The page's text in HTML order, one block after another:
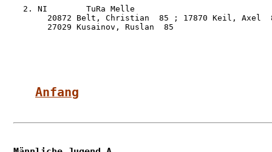
2. NI        TuRa Melle
20872 Belt, Christian  85 ; 17870 Keil, Axel
       27029 Kusainov, Ruslan  85
Anfang